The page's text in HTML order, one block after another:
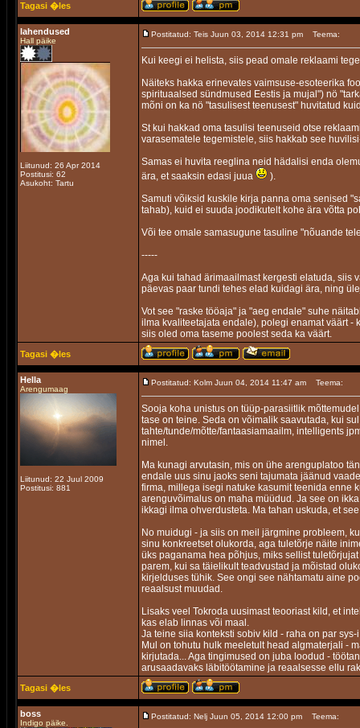
Tagasi �les
lahendused
Hall päike
Liitunud: 26 Apr 2014
Postitusi: 62
Asukoht: Tartu
Postitatud: Teis Juun 03, 2014 12:31 pm Teema:
Kui keegi ei helista, siis pead omale reklaami
Näiteks hakka erinevates vaimsuse-esoteerika
spirituaalsed sündmused Eestis ja mujal") nö
mõni on ka nö "tasulisest teenusest" huvitatud
St kui hakkad oma tasulisi teenuseid otse
varasematele tegemistele, siis hakkab see
Samas ei huvita reeglina neid hädalisi enda
ära, et saaksin edasi juua
).
Samuti võiksid kuskile kirja panna oma senised
tahab), kuid ei suuda joodikutelt kohe ära võtta
Või tee omale samasugune tasuline "nõuande
-----
Aga kui tahad ärimaailmast kergesti elatuda, siis
päevas paar tundi tehes elad kuidagi ära, ning
Vot see "raske tööaja" ja "aeg endale" suhe
ilma kvaliteetajata endale), polegi enamat väärt
siis oled oma taseme poolest seda ka väärt.
Tagasi �les
Hella
Arengumaag
Liitunud: 22 Juul 2009
Postitusi: 881
Postitatud: Kolm Juun 04, 2014 11:47 am Teema:
Sooja koha unistus on tüüp-parasiitlik
tase on teine. Seda on võimalik saavutada, kui
tahte/tunde/mõtte/fantaasiamaailm, intelligents
nimel.
Ma kunagi arvutasin, mis on ühe arenguplatoo
endale uus sinu jaoks seni tajumata jäänud
firma, millega isegi natuke kasumit teenida enne
arenguvõimalus on maha müüdud. Ja see on
ikkagi ilma ohverdusteta. Ma tahan uskuda, et
No muidugi - ja siis on meil järgmine probleem,
sinu konkreetset olukorda, aga tuletõrje näite
üks paganama hea põhjus, miks sellist
parem, kui sa täielikult teadvustad ja mõistad
kirjelduses tühik. See ongi see nähtamatu aine
reaalsust muudad.
Lisaks veel Tokroda uusimast teooriast kild, et
kas elab linnas või maal.
Ja teine siia konteksti sobiv kild - raha on par
Mul on tohutu hulk meeletult head algmaterjali -
kirjutada... Aga tingimused on juba loodud -
arusaadavaks läbitöötamine ja reaalsesse ellu
Tagasi �les
boss
Indigo päike.
Postitatud: Nelj Juun 05, 2014 12:00 pm Teema: